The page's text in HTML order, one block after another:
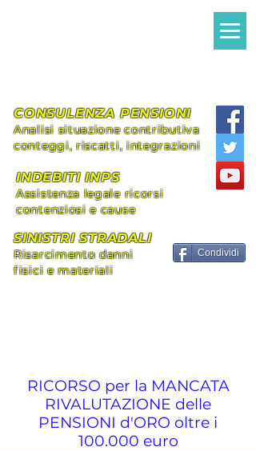
Condividi
CONSULENZA PENSIONI
Analisi situazione contributiva
conteggi, riscatti, integrazioni
INDEBITI INPS
Assistenza legale ricorsi
contenziosi e cause
SINISTRI STRADALI
Risarcimento danni
fisici e materiali
RICORSO per la MANCATA
RIVALUTAZIONE delle
PENSIONI d'ORO oltre i
100.000 euro